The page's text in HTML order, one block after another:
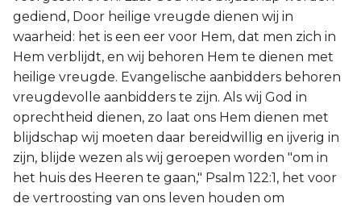
gediend, Door heilige vreugde dienen wij in
waarheid: het is een eer voor Hem, dat men zich in
Hem verblijdt, en wij behoren Hem te dienen met
heilige vreugde. Evangelische aanbidders behoren
vreugdevolle aanbidders te zijn. Als wij God in
oprechtheid dienen, zo laat ons Hem dienen met
blijdschap wij moeten daar bereidwillig en ijverig in
zijn, blijde wezen als wij geroepen worden "om in
het huis des Heeren te gaan," Psalm 122:1, het voor
de vertroosting van ons leven houden om